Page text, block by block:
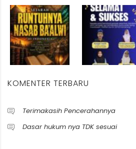
KOMENTER TERBARU
Terimakasih Pencerahannya
Dasar hukum nya TDK sesuai